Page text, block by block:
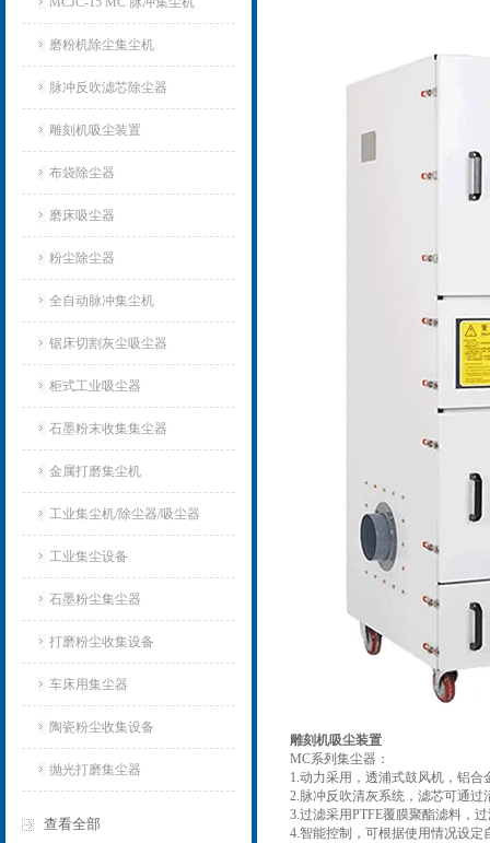
磨粉机除尘集尘机
脉冲反吹滤芯除尘器
雕刻机吸尘装置
布袋除尘器
磨床吸尘器
粉尘除尘器
全自动脉冲集尘机
锯床切割灰尘吸尘器
柜式工业吸尘器
石墨粉末收集集尘器
金属打磨集尘机
工业集尘机/除尘器/吸尘器
工业集尘设备
石墨粉尘集尘器
打磨粉尘收集设备
车床用集尘器
陶瓷粉尘收集设备
抛光打磨集尘器
查看全部
雕刻机吸尘装置
MC系列集尘器：
1.动力采用，透浦式鼓风机，铝
2.脉冲反吹清灰系统，滤芯可通
3.过滤采用PTFE覆膜聚酯滤料，
4.智能控制，可根据使用情况设定